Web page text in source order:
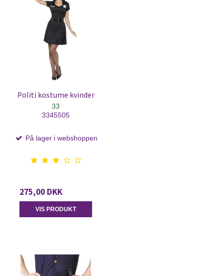
Politi kostume kvinder
33
3345505
På lager i webshoppen
275,00 DKK
VIS PRODUKT